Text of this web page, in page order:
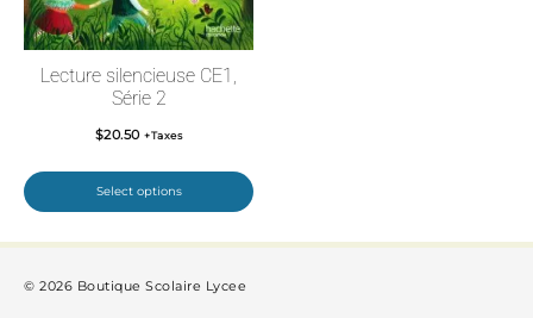
Lecture silencieuse CE1,
Série 2
$20.50 +Taxes
Select options
© 2026 Boutique Scolaire Lycee